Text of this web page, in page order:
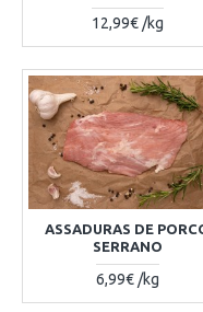
12,99€ /kg
ASSADURAS DE
SERRANO
6,99€ /kg